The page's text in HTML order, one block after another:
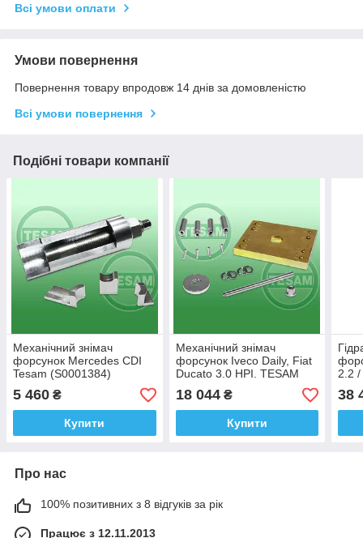
Всі умови оплати
Умови повернення
Повернення товару впродовж 14 днів за домовленістю
Всі умови повернення
Подібні товари компанії
Механічний знімач
форсунок Mercedes CDI
Tesam (S0001384)
5 460 ₴
Купити
Механічний знімач
форсунок Iveco Daily, Fiat
Ducato 3.0 HPI. TESAM
S0000394
18 044₴
Купити
2.2 /
38
Про нас
100% позитивних з 8 відгуків за рік
Працює з 12.11.2013